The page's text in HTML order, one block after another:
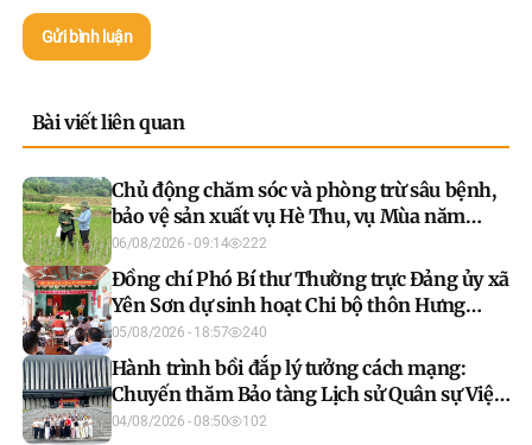
Gửi bình luận
Bài viết liên quan
Chủ động chăm sóc và phòng trừ sâu bệnh,
bảo vệ sản xuất vụ Hè Thu, vụ Mùa năm
2026
06/08/2026 - 09:14 222
Đồng chí Phó Bí thư Thường trực Đảng ủy xã
Yên Sơn dự sinh hoạt Chi bộ thôn Hưng
Thịnh
05/08/2026 - 18:57 240
Hành trình bồi đắp lý tưởng cách mạng:
Chuyến thăm Bảo tàng Lịch sử Quân sự Việt
Nam của học viên lớp bồi dưỡng nhận thức
04/08/2026 - 08:50 102